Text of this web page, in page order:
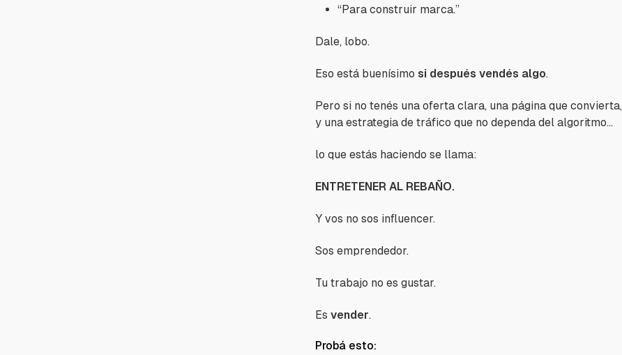
“Para construir marca.”
Dale, lobo.
Eso está buenísimo si después vendés algo.
Pero si no tenés una oferta clara, una página que convierta,
y una estrategia de tráfico que no dependa del algoritmo…
lo que estás haciendo se llama:
ENTRETENER AL REBAÑO.
Y vos no sos influencer.
Sos emprendedor.
Tu trabajo no es gustar.
Es vender.
Probá esto: